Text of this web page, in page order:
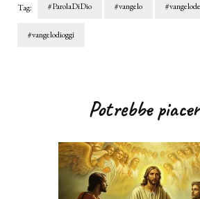
Tag: #ParolaDiDio #vangelo
#vangelodioggi
articoliPotrebbe